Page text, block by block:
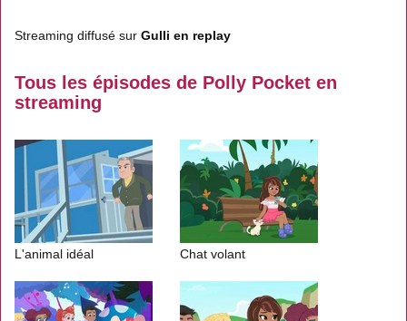
Streaming diffusé sur Gulli en replay
Tous les épisodes de Polly Pocket en
streaming
L'animal idéal Chat volant